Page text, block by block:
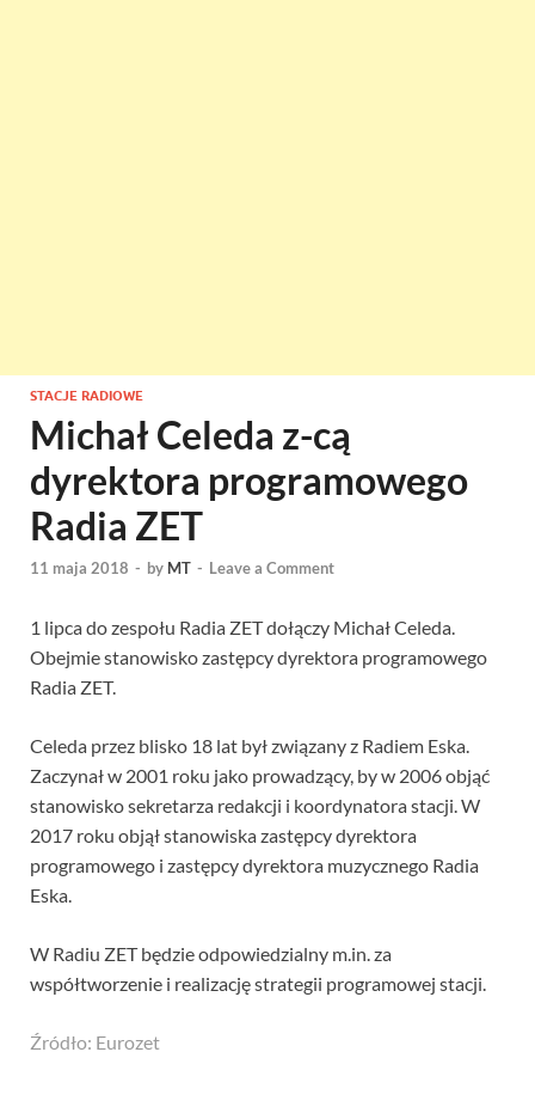
STACJE RADIOWE
Michał Celeda z-cą
dyrektora programowego
Radia ZET
11 maja 2018 - by MT - Leave a Comment
1 lipca do zespołu Radia ZET dołączy Michał Celeda.
Obejmie stanowisko zastępcy dyrektora programowego
Radia ZET.
Celeda przez blisko 18 lat był związany z Radiem Eska.
Zaczynał w 2001 roku jako prowadzący, by w 2006 objąć
stanowisko sekretarza redakcji i koordynatora stacji. W
2017 roku objął stanowiska zastępcy dyrektora
programowego i zastępcy dyrektora muzycznego Radia
Eska.
W Radiu ZET będzie odpowiedzialny m.in. za
współtworzenie i realizację strategii programowej stacji.
Źródło: Eurozet